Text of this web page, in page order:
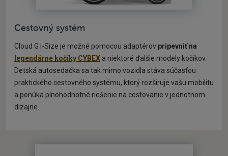
Cestovný systém
Cloud G i-Size je možné pomocou adaptérov pripevniť na
legendárne kočíky CYBEX a niektoré ďalšie modely kočíkov.
Detská autosedačka sa tak mimo vozidla stáva súčasťou
praktického cestovného systému, ktorý rozširuje vašu mobilitu
a ponúka plnohodnotné riešenie na cestovanie v jednotnom
dizajne.